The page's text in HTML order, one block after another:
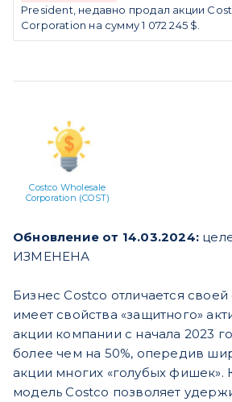
President, недавно продал акции
Corporation на сумму 1 072 245 $.
Costco Wholesale
Corporation (COST)
Обновление от 14.03.2024:
ИЗМЕНЕНА
Бизнес Costco отличается
имеет свойства «защитного»
акции компании с начала 2023
более чем на 50%, опередив
акции многих «голубых фишек».
модель Costco позволяет